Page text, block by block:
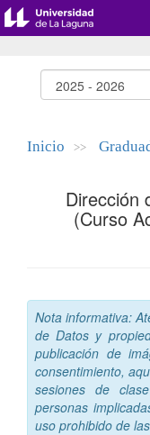
Inicio >>
Dirección
(Curso
Nota informativa:
de Datos y
publicación de
consentimiento,
sesiones de
personas
uso prohibido de